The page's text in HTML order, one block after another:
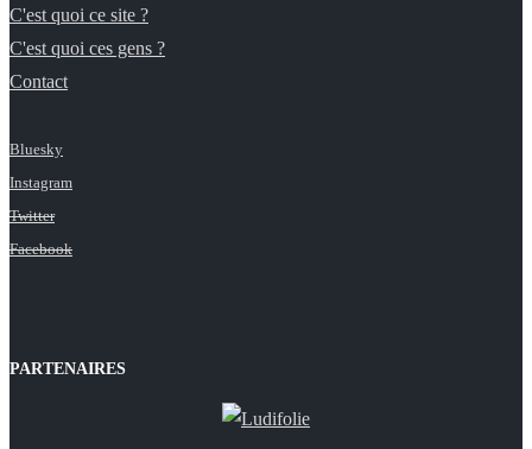
C'est quoi ce site ?
C'est quoi ces gens ?
Contact
Bluesky
Instagram
Twitter
Facebook
PARTENAIRES